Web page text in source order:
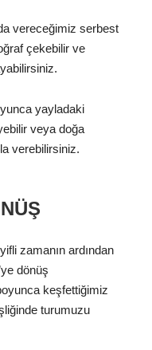
vereceğimiz serbest
çekebilir ve
yayladaki
veya doğa
verebilirsiniz.
zamanın ardından
dönüş
keşfettiğimiz
turumuzu